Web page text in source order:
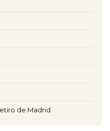
de Madrid